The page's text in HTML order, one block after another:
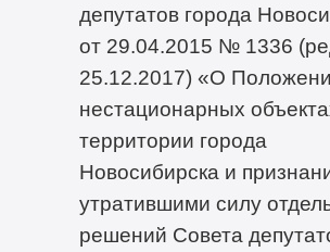
депутатов города
от 29.04.2015 № 1336
25.12.2017) «О
нестационарных
территории города
Новосибирска и
утратившими силу
решений Совета